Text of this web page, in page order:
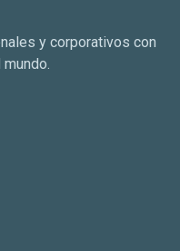
y corporativos con